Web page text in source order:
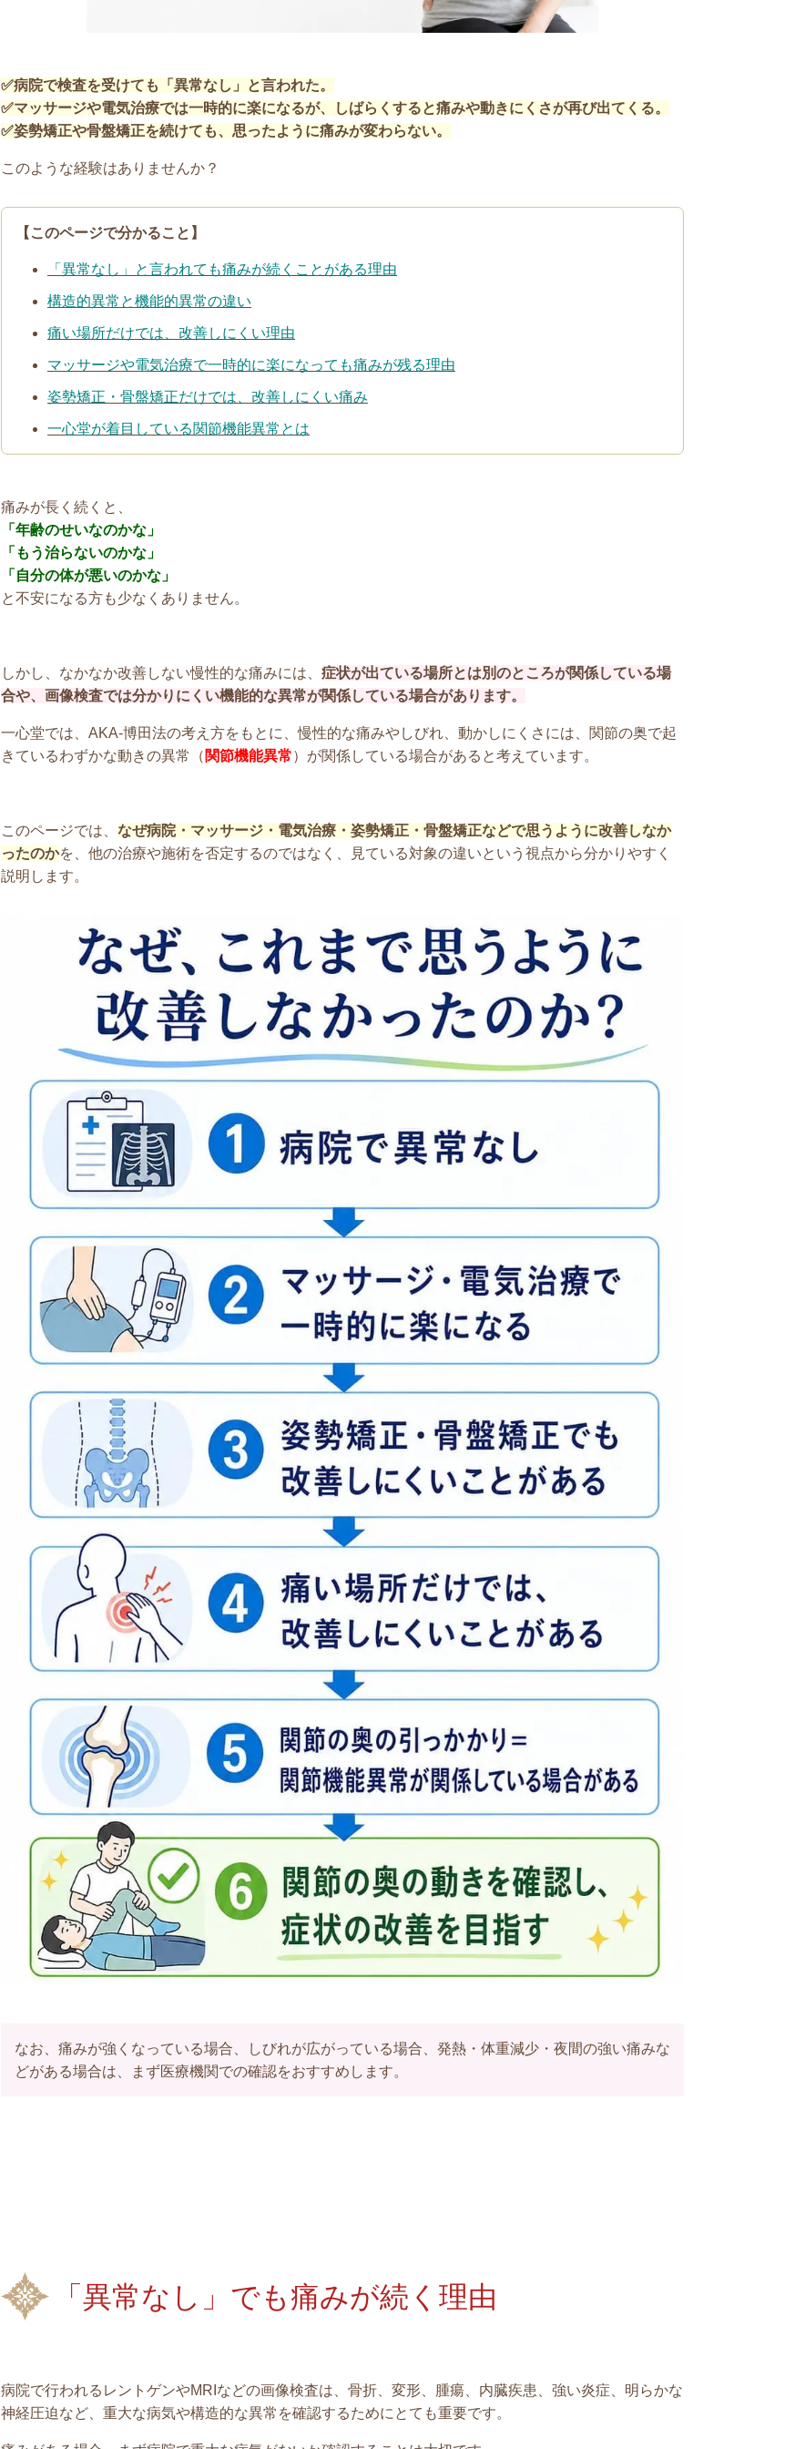
✅病院で検査を受けても「異常なし」と言われた。
✅マッサージや電気治療では一時的に楽になるが、しばらくすると痛みや動きにくさが再び出てくる。
✅姿勢矯正や骨盤矯正を続けても、思ったように痛みが変わらない。
このような経験はありませんか？
【このページで分かること】
「異常なし」と言われても痛みが続くことがある理由
構造的異常と機能的異常の違い
痛い場所だけでは、改善しにくい理由
マッサージや電気治療で一時的に楽になっても痛みが残る理由
姿勢矯正・骨盤矯正だけでは、改善しにくい痛み
一心堂が着目している関節機能異常とは
痛みが長く続くと、
「年齢のせいなのかな」
「もう治らないのかな」
「自分の体が悪いのかな」
と不安になる方も少なくありません。
しかし、なかなか改善しない慢性的な痛みには、 症状が出ている場所とは別のところが関係している場
合や、画像検査では分かりにくい機能的な異常が関係している場合があります。
一心堂では、 AKA-博田法の考え方をもと に、慢性的な痛みやしびれ、動かしにくさには、関節の奥で起
きているわずかな動きの異常（ 関節機能異常）が関係している場合があると考えています。
このページでは、 なぜ病院・マッサージ・電気治療・姿勢矯正・骨盤矯正などで思うように改善しなか
ったのかを、他の治療や施術を否定するのではなく、 見ている対象の違いという視点から分かりやすく
説明します。
なお、痛みが強くなっている場合、しびれが広がっている場合、発熱・体重減少・夜間の強い痛みな
どがある場合は、まず医療機関での確認をおすすめします。
「異常なし」でも痛みが続く理由
病院で行われるレントゲンやMRIなどの画像検査は、骨折、変形、腫瘍、内臓疾患、強い炎症、明らかな
神経圧迫など、重大な病気や構造的な異常を確認するためにとても重要です。